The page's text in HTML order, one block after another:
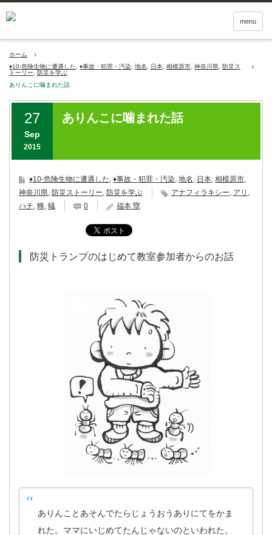
menu
ホーム
♦10-危険生物に遭遇した
♦事故・犯罪・汚染 地名 日本 相模原市 神奈川県
防災ス
トーリー
防災を学ぶ
ありんこに噛まれた話
27
Sep
2015
ありんこに噛まれた話
♦10-危険生物に遭遇した, ♦事故・犯罪・汚染, 地名 , 日本, 相模原市,
神奈川県, 防災ストーリー, 防災を学ぶ アナフィラキシー, アリ ,
ハチ, 蜂, 蟻 0 福本 塁
防災トランプのはじめて教室参加者からのお話
ありんことあそんでたらじょうおうありにてをかま
れた。ママにいじめてたんじゃないのといわれた。